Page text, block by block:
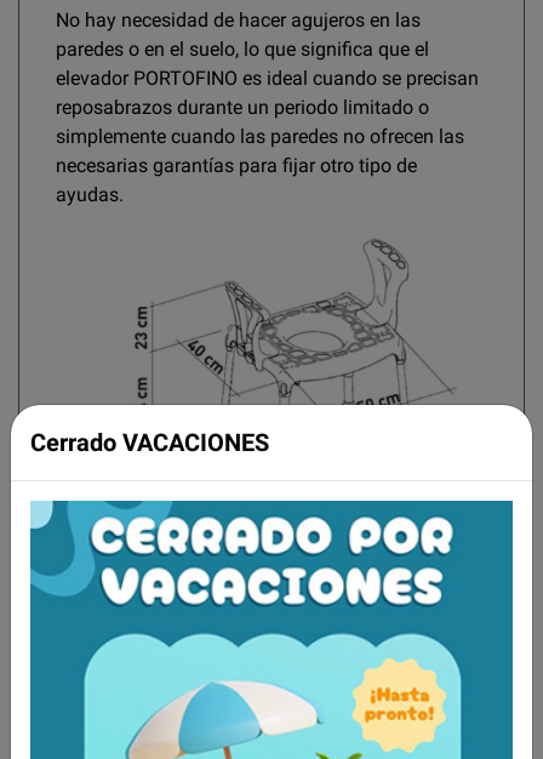
No hay necesidad de hacer agujeros en las
paredes o en el suelo, lo que significa que el
elevador PORTOFINO es ideal cuando se precisan
reposabrazos durante un periodo limitado o
simplemente cuando las paredes no ofrecen las
necesarias garantías para fijar otro tipo de
ayudas.
Aún no existen valoraciones para este
producto.
Cerrado VACACIONES